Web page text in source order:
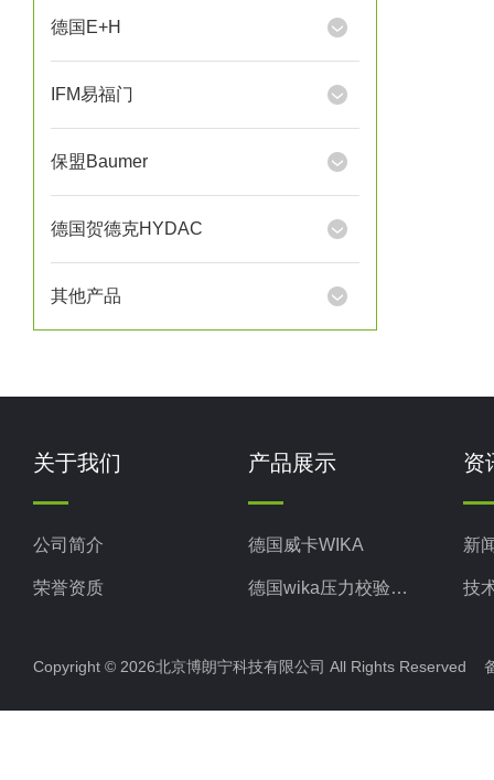
德国E+H
IFM易福门
保盟Baumer
德国贺德克HYDAC
其他产品
关于我们
公司简介
荣誉资质
产品展示
德国威卡WIKA
德国wika压力校验系统
美国固瑞克GRACO
意大利ELETTROTEC压力开关
资
新
技
Copyright © 2026北京博朗宁科技有限公司 All Rights Reserved